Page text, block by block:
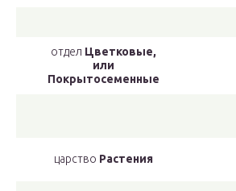
отдел Цветковые,
или
Покрытосеменные
царство Растения